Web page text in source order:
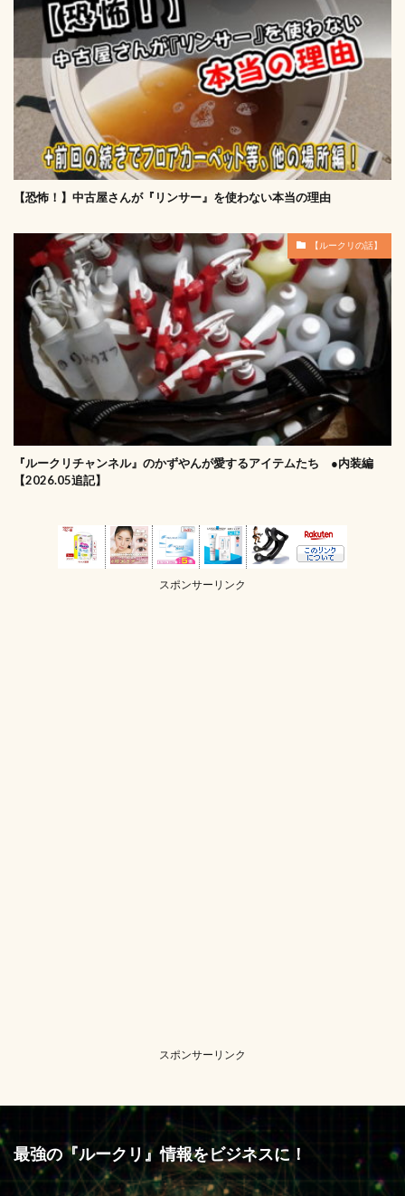
【恐怖！】中古屋さんが『リンサー』を使わない本当の理由
【ルークリの話】
『ルークリチャンネル』のかずやんが愛するアイテムたち ●内装編
【2026.05追記】
スポンサーリンク
スポンサーリンク
最強の『ルークリ』情報をビジネスに！